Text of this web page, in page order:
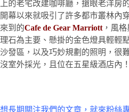
上的老宅改建咖啡廳，搶眼老洋房
開幕以來就吸引了許多都市叢林內
來到的Cafe de Gear Marriott，風格
理石為主要、懸掛的金色燈具輕輕
沙發區，以及巧妙規劃的照明，很
沒室外採光，且位在五星級酒店內！
想長期關注我們的文章，就來粉絲